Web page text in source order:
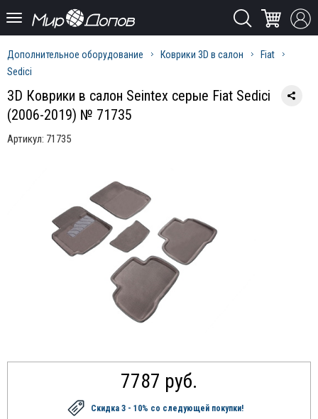
Дополнительное оборудование Коврики 3D в салон
Fiat
Sedici
3D Коврики в салон Seintex серые Fiat Sedici
(2006-2019) № 71735
Артикул: 71735
7787 руб.
Скидка 3 - 10% со следующей покупки!